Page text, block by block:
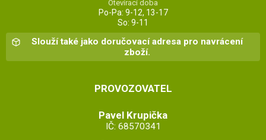
Otevírací doba
Po-Pa: 9-12, 13-17
So: 9-11
Slouží také jako doručovací adresa pro navrácení
zboží.
PROVOZOVATEL
Pavel Krupička
IČ: 68570341